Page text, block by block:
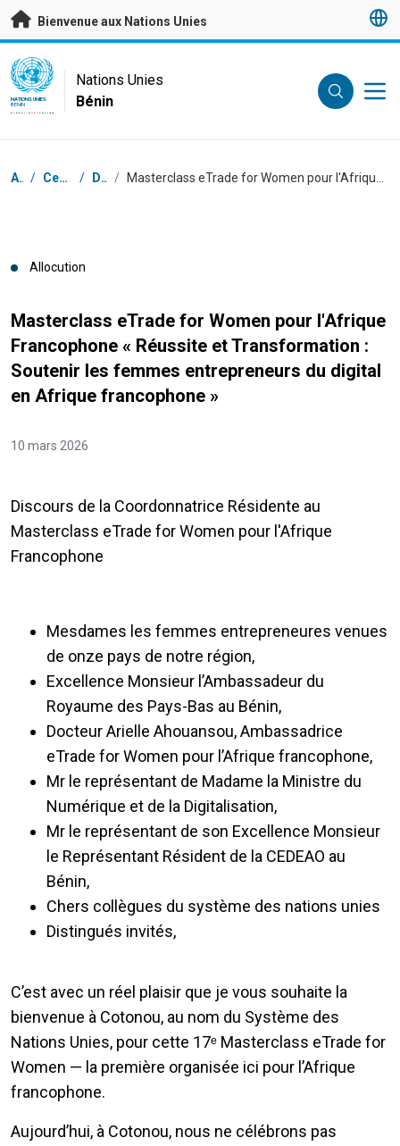
Passer au contenu principal
Bienvenue aux Nations Unies
UN Logo
NATIONS UNIES
BÉNIN
Nations Unies
Bénin
Fil d'Ariane
Accueil / Centre de presse / Discours /
Allocution
Masterclass eTrade for Women pour l'Afrique
Francophone « Réussite et Transformation :
Soutenir les femmes entrepreneurs du digital
en Afrique francophone »
10 mars 2026
Discours de la Coordonnatrice Résidente au
Masterclass eTrade for Women pour l'Afrique
Francophone
Mesdames les femmes entrepreneures venues
de onze pays de notre région,
Excellence Monsieur l’Ambassadeur du
Royaume des Pays-Bas au Bénin,
Docteur Arielle Ahouansou, Ambassadrice
eTrade for Women pour l’Afrique francophone,
Mr le représentant de Madame la Ministre du
Numérique et de la Digitalisation,
Mr le représentant de son Excellence Monsieur
le Représentant Résident de la CEDEAO au
Bénin,
Chers collègues du système des nations unies
Distingués invités,
C’est avec un réel plaisir que je vous souhaite la
bienvenue à Cotonou, au nom du Système des
Nations Unies, pour cette 17ᵉ Masterclass eTrade for
Women — la première organisée ici pour l’Afrique
francophone.
Aujourd’hui, à Cotonou, nous ne célébrons pas